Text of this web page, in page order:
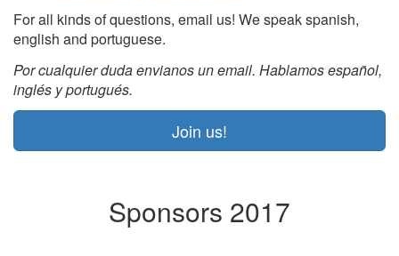
For all kinds of questions, email us! We speak spanish,
english and portuguese.
Por cualquier duda envianos un email. Hablamos español,
inglés y portugués.
Join us!
Sponsors 2017